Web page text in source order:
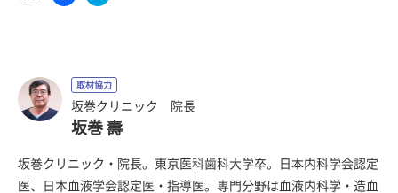
取材協力
坂巻クリニック 院長
坂巻 壽
坂巻クリニック・院長。東京医科歯科大学卒。日本内科学会認定
医、日本血液学会認定医・指導医。専門分野は血液内科学・造血